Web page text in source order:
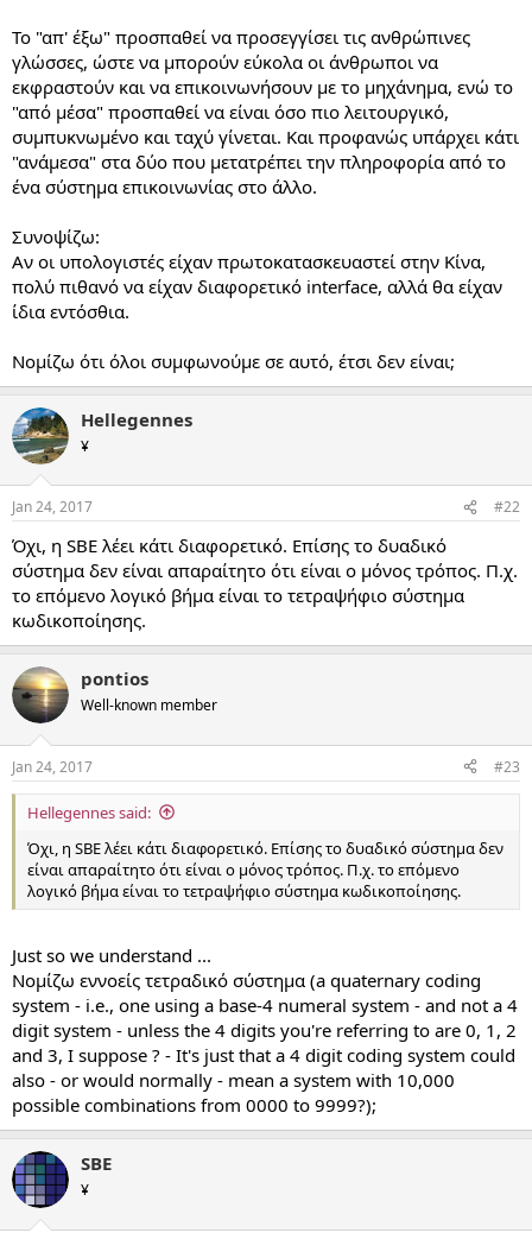
Το "απ' έξω" προσπαθεί να προσεγγίσει τις ανθρώπινες
γλώσσες, ώστε να μπορούν εύκολα οι άνθρωποι να
εκφραστούν και να επικοινωνήσουν με το μηχάνημα, ενώ το
"από μέσα" προσπαθεί να είναι όσο πιο λειτουργικό,
συμπυκνωμένο και ταχύ γίνεται. Και προφανώς υπάρχει κάτι
"ανάμεσα" στα δύο που μετατρέπει την πληροφορία από το
ένα σύστημα επικοινωνίας στο άλλο.
Συνοψίζω:
Αν οι υπολογιστές είχαν πρωτοκατασκευαστεί στην Κίνα,
πολύ πιθανό να είχαν διαφορετικό interface, αλλά θα είχαν
ίδια εντόσθια.
Νομίζω ότι όλοι συμφωνούμε σε αυτό, έτσι δεν είναι;
Hellegennes
¥
Jan 24, 2017 #22
Όχι, η SBE λέει κάτι διαφορετικό. Επίσης το δυαδικό
σύστημα δεν είναι απαραίτητο ότι είναι ο μόνος τρόπος. Π.χ.
το επόμενο λογικό βήμα είναι το τετραψήφιο σύστημα
κωδικοποίησης.
pontios
Well-known member
Jan 24, 2017 #23
Hellegennes said:
Όχι, η SBE λέει κάτι διαφορετικό. Επίσης το δυαδικό σύστημα δεν
είναι απαραίτητο ότι είναι ο μόνος τρόπος. Π.χ. το επόμενο
λογικό βήμα είναι το τετραψήφιο σύστημα κωδικοποίησης.
Just so we understand ...
Νομίζω εννοείς τετραδικό σύστημα (a quaternary coding
system - i.e., one using a base-4 numeral system - and not a 4
digit system - unless the 4 digits you're referring to are 0, 1, 2
and 3, I suppose ? - It's just that a 4 digit coding system could
also - or would normally - mean a system with 10,000
possible combinations from 0000 to 9999?);
SBE
¥